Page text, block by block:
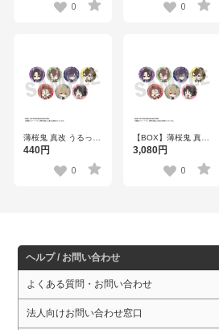
ンド 奥村 光舟
0 0
薄桜鬼 真改 うるっこ
缶バッジ 全7種
440円
0
【BOX】薄桜鬼 真改
うるっこ 缶バッジ 全
3,080円
0
ヘルプ / お問い合わせ
よくある質問・お問い合わせ
法人向けお問い合わせ窓口